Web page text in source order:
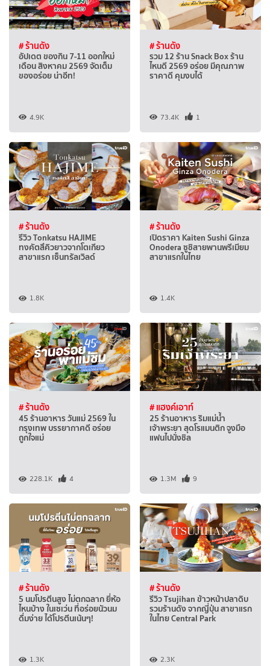
# ร้านดัง
อัปเดต ของกิน 7-11 ออกใหม่
เดือน สิงหาคม 2569 จัดเต็ม
ของอร่อย น่าอีท!
4.9K
# ร้านดัง
รวม 12 ร้าน Snack Box ร้าน
ไหนดี 2569 อร่อย มีคุณภาพ
ราคาดี คุมงบได้
73.4K 1
# ร้านดัง
รีวิว Tonkatsu HAJIME
ทงคัตสึคิวยาวจากโตเกียว
สาขาแรก เซ็นทรัลเวิลด์
1.8K
# ร้านดัง
เปิดราคา Kaiten Sushi Ginza
Onodera ซูชิสายพานพรีเมียม
สาขาแรกในไทย
1.4K
# ร้านดัง
45 ร้านอาหาร วันแม่ 2569 ใน
กรุงเทพ บรรยากาศดี อร่อย
ถูกใจแม่
228.1K 4
# แฮงค์เอาท์
25 ร้านอาหาร ริมแม่น้ำ
เจ้าพระยา สุดโรแมนติก จูงมือ
แฟนไปนั่งชิล
1.3M 9
# ร้านดัง
5 นมโปรตีนสูง ไม่ตกฉลาก ยี่ห้อ
ไหนบ้าง ในเซเว่น ที่อร่อยนัวนม
ดื่มง่าย ได้โปรตีนเน้นๆ!
1.3K
# ร้านดัง
รีวิว Tsujihan ข้าวหน้าปลาดิบ
รวมร้านดัง จากญี่ปุ่น สาขาแรก
ในไทย Central Park
2.3K